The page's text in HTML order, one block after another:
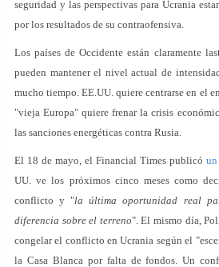
seguridad y las perspectivas para Ucrania
por los resultados de su contraofensiva.
Los países de Occidente están claramente
pueden mantener el nivel actual de
mucho tiempo. EE.UU. quiere centrarse en el
"vieja Europa" quiere frenar la crisis
las sanciones energéticas contra Rusia.
El 18 de mayo, el Financial Times publicó un
UU. ve los próximos cinco meses como
conflicto y "la última oportunidad real
diferencia sobre el terreno". El mismo día,
congelar el conflicto en Ucrania según el
la Casa Blanca por falta de fondos. Un